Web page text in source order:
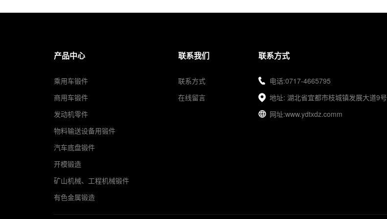
产品中心
乘用车锻件
商用车锻件
发动机零件
物料输送设备用锻件
汽车底盘锻件
开模锻造
矿山机械、工程机械锻件
有色金属锻造
联系我们
联系方式
在线留言
联系方式
电话:0717-4665795
地址: 湖北省宜都市枝城镇发展大道9号
网址:www.ydtxdz.comm